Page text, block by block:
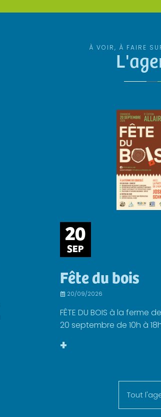
À VOIR, À FAIRE
20
SEP
Fête du bois
20/09/2026
FÊTE DU BOIS à la ferme
20 septembre de 10h à
+
Tout